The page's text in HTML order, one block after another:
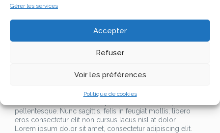
Gérer les services
Accepter
Refuser
Voir les préférences
Politique de cookies
eros consectetur elit non cursus lacus nisl at dolor.Lorem
diam metus. Donec cursus magna eget sem convallis
facilisis. Vestibulum dictum nibh at ullamcorper tincidunt.
Nunc sagittis, felis in feugiat mollis, libero eros consectetur
elit non cursus lacus nisl at dolor.
Lorem ipsum dolor sit amet, consectetur adipiscing elit.
convallis facilisis. Vestibulum dictum nibh at ullamcorper
pellentesque. Nunc sagittis, felis in feugiat mollis, libero
eros consectetur elit non cursus lacus nisl at dolor.
Lorem ipsum dolor sit amet, consectetur adipiscing elit.